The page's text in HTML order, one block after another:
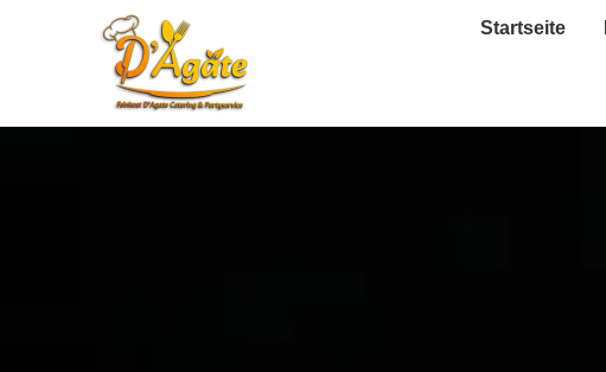
Startseite